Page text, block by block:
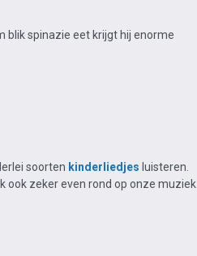
blik spinazie eet krijgt hij enorme
soorten kinderliedjes luisteren.
ook zeker even rond op onze muziek